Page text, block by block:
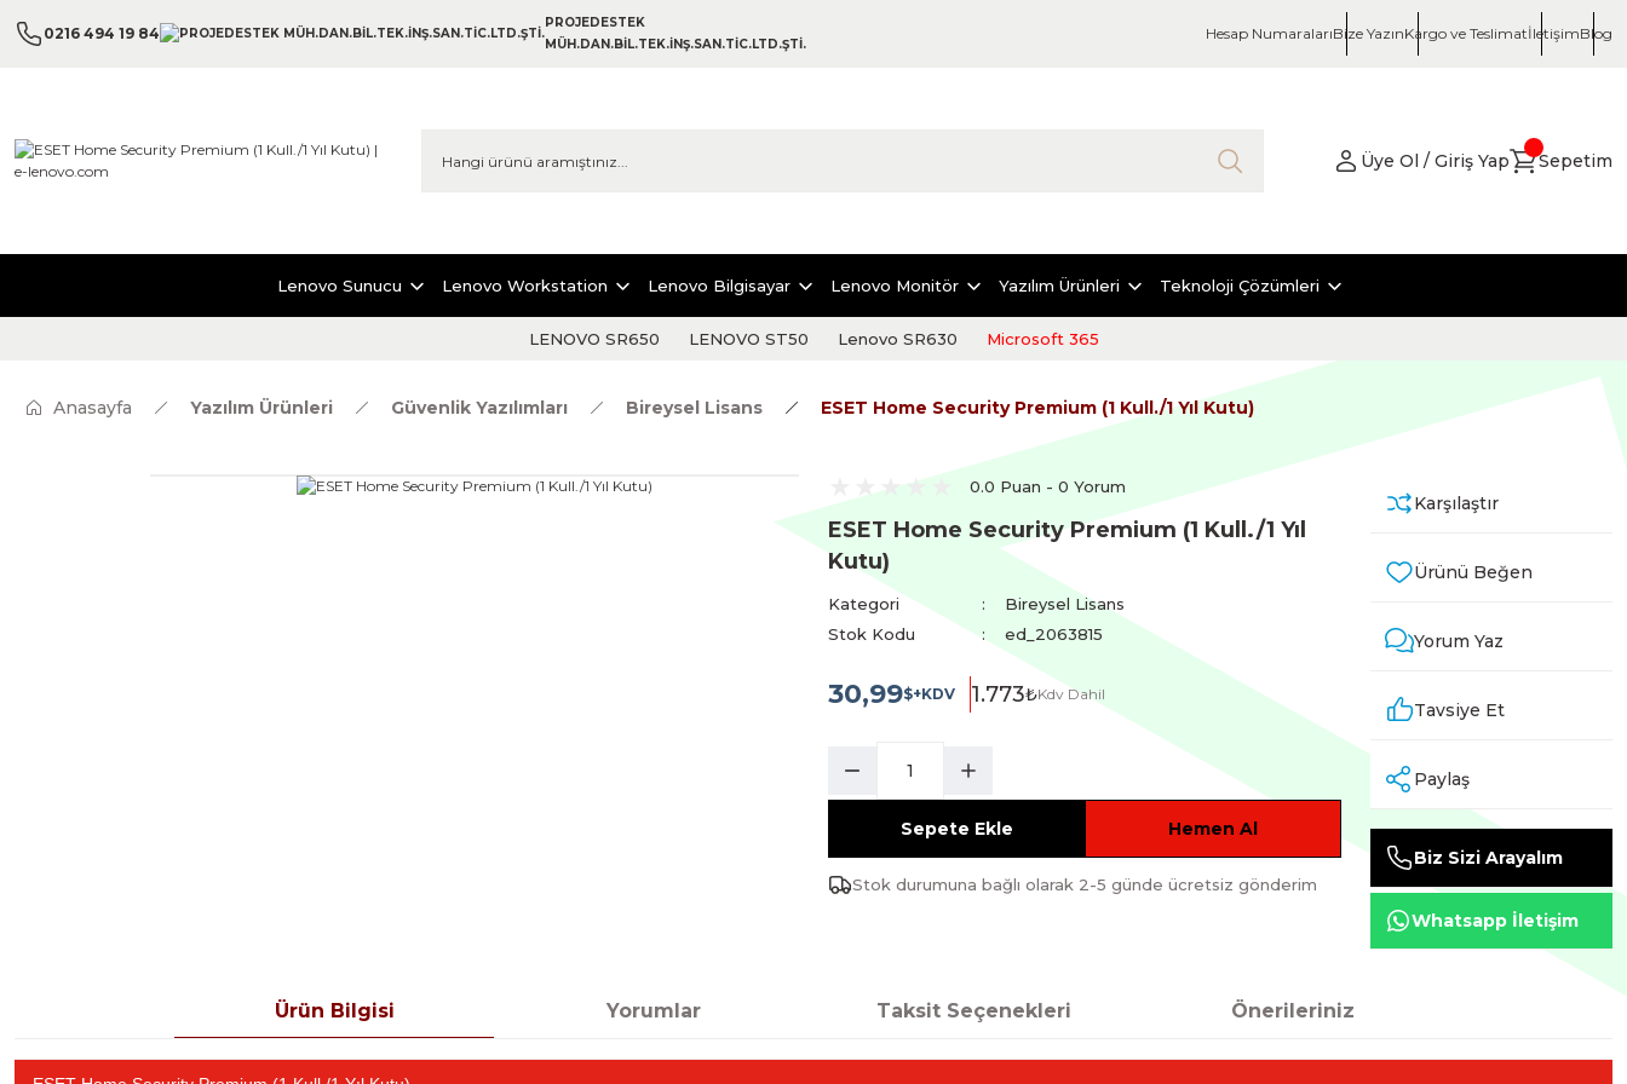
0216 494 19 84
PROJEDESTEK
MÜH.DAN.BİL.TEK.İNŞ.SAN.TİC.LTD.ŞTİ.
Hesap NumaralarıBize YazınKargo ve TeslimatİletişimBlog
Üye Ol / Giriş Yap Sepetim
Lenovo Sunucu Lenovo Workstation Lenovo Bilgisayar Lenovo Monitör Yazılım Ürünleri Teknoloji Çözümleri
LENOVO SR650 LENOVO ST50 Lenovo SR630 Microsoft 365
Anasayfa Yazılım Ürünleri Güvenlik Yazılımları Bireysel Lisans ESET Home Security Premium (1 Kull./1 Yıl Kutu)
0.0 Puan - 0 Yorum
ESET Home Security Premium (1 Kull./1 Yıl
Kutu)
Kategori
Bireysel Lisans
Stok Kodu
ed_2063815
30,99$+KDV 1.773₺Kdv Dahil
Sepete Ekle Hemen Al
Stok durumuna bağlı olarak 2-5 günde ücretsiz gönderim
Karşılaştır
Yorum Yaz
Tavsiye Et
Paylaş
Biz Sizi Arayalım
Whatsapp İletişim
Ürün Bilgisi Yorumlar Taksit Seçenekleri Önerileriniz